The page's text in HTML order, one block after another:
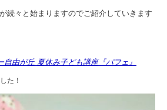
続々と始まりますのでご紹介していきます
自由が丘 夏休み子ども講座『パフェ』
た！